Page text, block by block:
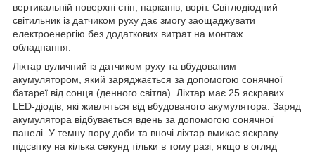
вертикальній поверхні стін, парканів, воріт. Світлодіодний
світильник із датчиком руху дає змогу заощаджувати
електроенергію без додаткових витрат на монтаж
обладнання.
Ліхтар вуличний із датчиком руху та вбудованим
акумулятором, який заряджається за допомогою сонячної
батареї від сонця (денного світла). Ліхтар має 25 яскравих
LED-діодів, які живляться від вбудованого акумулятора. Заряд
акумулятора відбувається вдень за допомогою сонячної
панелі. У темну пору доби та вночі ліхтар вмикає яскраву
підсвітку на кілька секунд тільки в тому разі, якщо в огляд